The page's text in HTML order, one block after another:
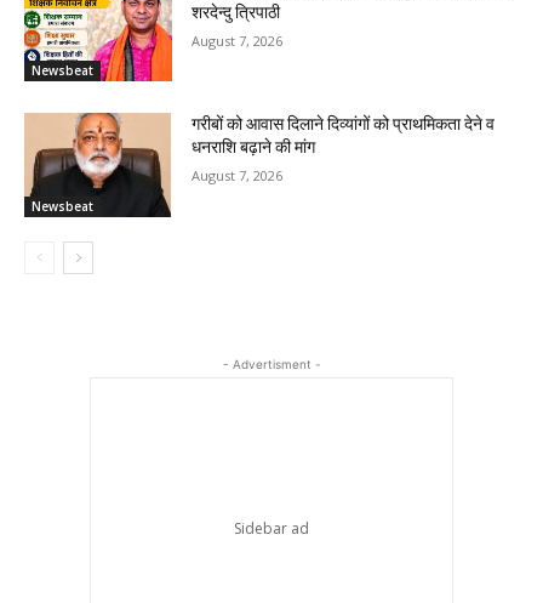
Newsbeat
शरदेन्दु त्रिपाठी
August 7, 2026
Newsbeat
गरीबों को आवास दिलाने दिव्यांगों को प्राथमिकता देने व
धनराशि बढ़ाने की मांग
August 7, 2026
- Advertisment -